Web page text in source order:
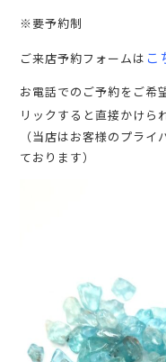
※要予約制
ご来店予約フォームは こ
お電話でのご予約をご希
リックすると直接かけ
（当店はお客様のプラ
ております）